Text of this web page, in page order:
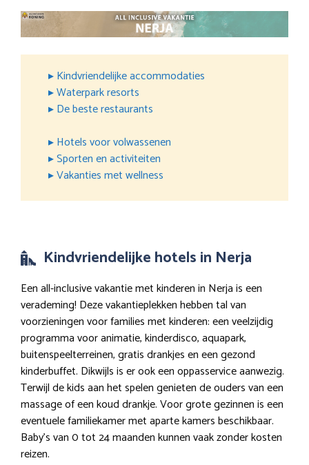
▸ Kindvriendelijke accommodaties
▸ Waterpark resorts
▸ De beste restaurants
▸ Hotels voor volwassenen
▸ Sporten en activiteiten
▸ Vakanties met wellness
Kindvriendelijke hotels in Nerja
Een all-inclusive vakantie met kinderen in Nerja is een
verademing! Deze vakantieplekken hebben tal van
voorzieningen voor families met kinderen: een veelzijdig
programma voor animatie, kinderdisco, aquapark,
buitenspeelterreinen, gratis drankjes en een gezond
kinderbuffet. Dikwijls is er ook een oppasservice aanwezig.
Terwijl de kids aan het spelen genieten de ouders van een
massage of een koud drankje. Voor grote gezinnen is een
eventuele familiekamer met aparte kamers beschikbaar.
Baby’s van 0 tot 24 maanden kunnen vaak zonder kosten
reizen.